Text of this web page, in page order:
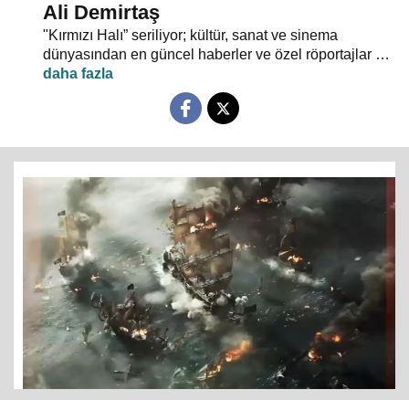
Ali Demirtaş
"Kırmızı Halı” seriliyor; kültür, sanat ve sinema
dünyasından en güncel haberler ve özel röportajlar 24
TV ekranından evlerinize konuk oluyor.